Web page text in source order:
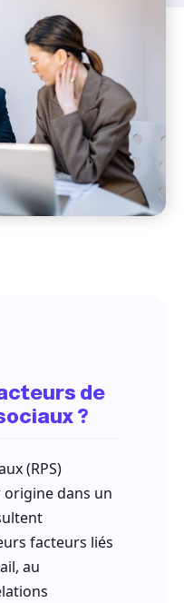
de
?
(RPS)
dans un
facteurs liés
au